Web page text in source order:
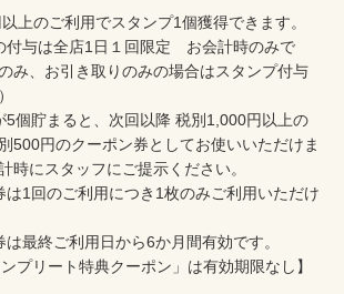
杖先の修理
もりサービス（配送修理）
上のご利用でスタンプ1個獲得できます。
与は全店1日１回限定 お会計時のみで
み、お引き取りのみの場合はスタンプ付与
個貯まると、次回以降 税別1,000円以上の
500円のクーポン券としてお使いいただけま
時にスタッフにご提示ください。
1回のご利用につき1枚のみご利用いただけ
最終ご利用日から6か月間有効です。
ンプリート特典クーポン」は有効期限なし】